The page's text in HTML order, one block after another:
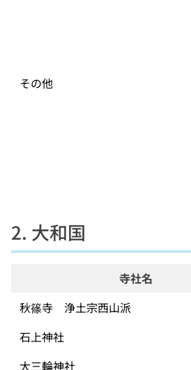
その他
2. 大和国
寺社名
秋篠寺　浄土宗西山派
石上神社
大三輪神社